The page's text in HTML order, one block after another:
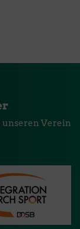
unseren Verein